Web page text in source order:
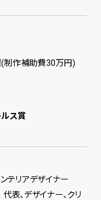
(制作補助費30万円)
ルス賞
テリアデザイナー
表、デザイナー、クリ